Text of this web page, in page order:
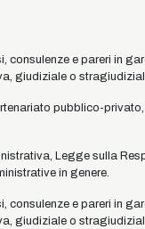
consulenze e pareri in
giudiziale o
pubblico-
Legge sulla
in genere.
consulenze e pareri in
giudiziale o